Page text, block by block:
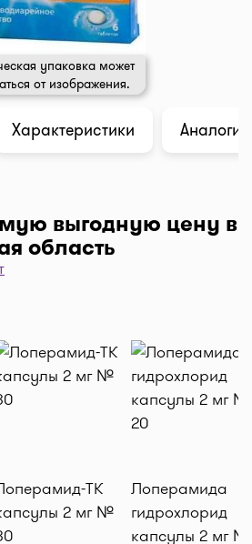
упаковка может
от изображения.
Характеристики Аналоги
выгодную цену в
область
аптеки по цене, нажмите
от 1..." и кнопку
цена в аптеке перед
сервиса I-teka!
лекарств в г.
Добавляйте нужные
домой или на
цене. Средняя цена
ТК
2 мг №
Лоперамида
гидрохлорид
капсулы 2 мг №